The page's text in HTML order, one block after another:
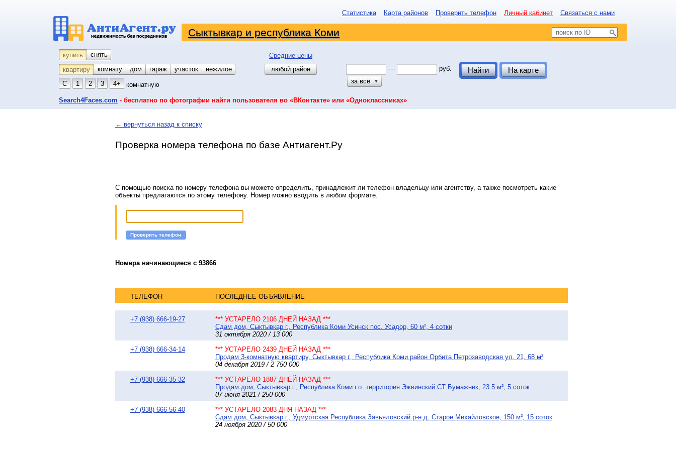
Статистика Карта районов Проверить телефон Личный кабинет Связаться с нами
Сыктывкар и республика Коми
купить снять
Средние цены
квартиру
комнату койко-место
дом гараж участок
нежилое
С
1 2 3 4+ комнатную
любой район —
руб.
за всё
▼
Найти На карте
Search4Faces.com - бесплатно по фотографии найти пользователя во «ВКонтакте» или «Одноклассниках»
← вернуться назад к списку
Проверка номера телефона по базе Антиагент.Ру
С помощью поиска по номеру телефона вы можете определить, принадлежит ли телефон владельцу или агентству, а также посмотреть какие
объекты предлагаются по этому телефону. Номер можно вводить в любом формате.
Проверить телефон
Номера начинающиеся с 93866
ТЕЛЕФОН ПОСЛЕДНЕЕ ОБЪЯВЛЕНИЕ
+7 (938) 666-19-27
*** УСТАРЕЛО 2106 ДНЕЙ НАЗАД ***
Сдам дом, Сыктывкар г., Республика Коми Усинск пос. Усадор, 60 м², 4 сотки
31 октября 2020 / 13 000
+7 (938) 666-34-14
*** УСТАРЕЛО 2439 ДНЕЙ НАЗАД ***
Продам 3-комнатную квартиру, Сыктывкар г., Республика Коми район Орбита Петрозаводская ул. 21, 68 м²
04 декабря 2019 / 2 750 000
+7 (938) 666-35-32
*** УСТАРЕЛО 1887 ДНЕЙ НАЗАД ***
Продам дом, Сыктывкар г., Республика Коми г.о. территория Эжвинский СТ Бумажник, 23.5 м², 5 соток
07 июня 2021 / 250 000
+7 (938) 666-56-40
*** УСТАРЕЛО 2083 ДНЯ НАЗАД ***
Сдам дом, Сыктывкар г., Удмуртская Республика Завьяловский р-н д. Старое Михайловское, 150 м², 15 соток
24 ноября 2020 / 50 000